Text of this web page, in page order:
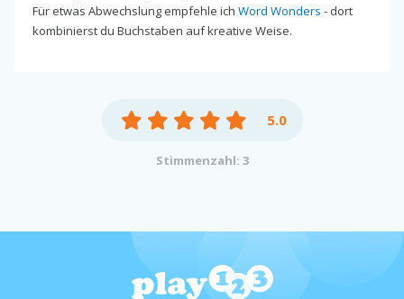
Für etwas Abwechslung empfehle ich Word Wonders - dort
kombinierst du Buchstaben auf kreative Weise.
5.0
Stimmenzahl: 3